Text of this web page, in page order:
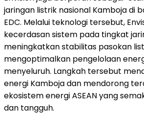
jaringan listrik nasional Kamboja di
EDC. Melalui teknologi tersebut,
kecerdasan sistem pada tingkat
meningkatkan stabilitas pasokan
mengoptimalkan pengelolaan
menyeluruh. Langkah tersebut
energi Kamboja dan mendorong
ekosistem energi ASEAN yang
dan tangguh.